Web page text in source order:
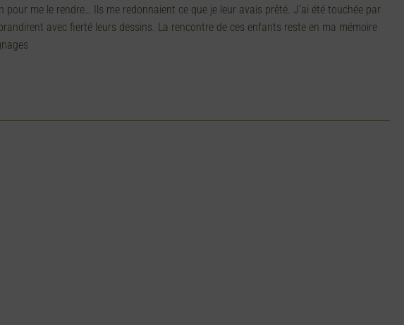
me le rendre… Ils me redonnaient ce que je leur avais prêté. J’ai été touchée par
avec fierté leurs dessins. La rencontre de ces enfants reste en ma mémoire